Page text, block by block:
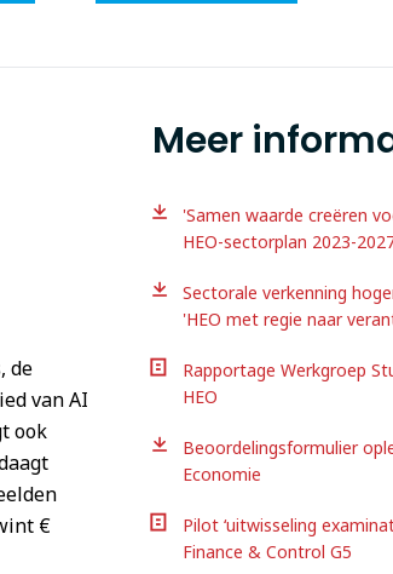
de
van AI
ook
€
Meer
'Samen waarde creëren
HEO-sectorplan 2023-
Sectorale verkenning
'HEO met regie naar
Rapportage Werkgroep
HEO
Beoordelingsformulier
Economie
Pilot ‘uitwisseling
Finance & Control G5